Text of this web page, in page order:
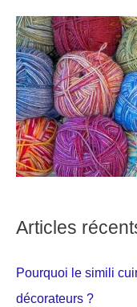
Articles
Pourquoi le simili
décorateurs ?